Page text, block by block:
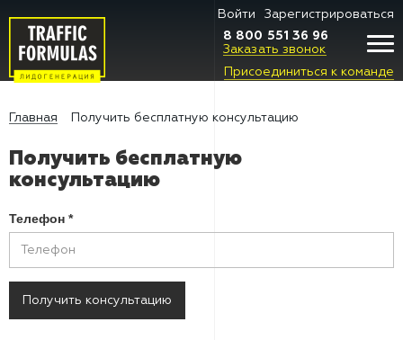
Присоединиться к команде
Войти
Зарегистрироваться
8 800 551 36 96
Заказать звонок
Главная Получить бесплатную консультацию
Получить бесплатную
консультацию
Телефон *